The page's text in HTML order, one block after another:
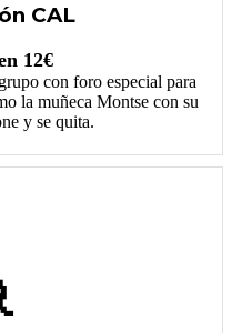
CAL
12€
con foro especial para
la muñeca Montse con su
y se quita.